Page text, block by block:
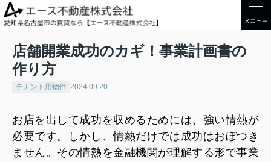
メニュー
店舗開業成功のカギ！事業計画書の
作り方
テナント用物件 2024.09.20
お店を出して成功を収めるためには、強い情熱が
必要です。しかし、情熱だけでは成功はおぼつき
ません。その情熱を金融機関が理解する形で事業